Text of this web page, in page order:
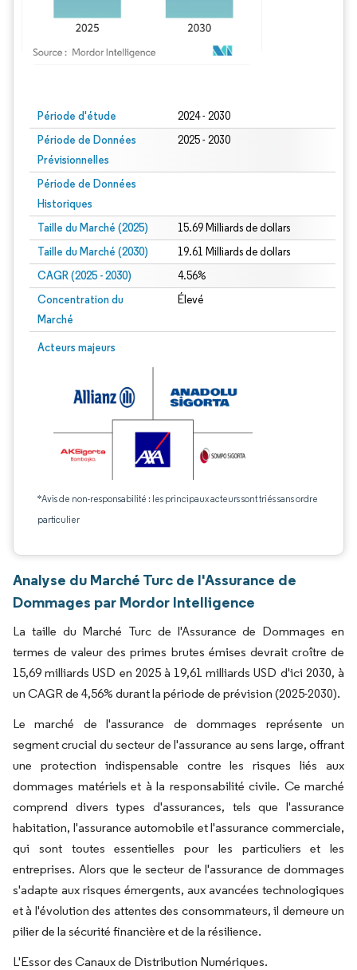
Période d'étude 2024 - 2030
Période de Données
Prévisionnelles
2025 - 2030
Période de Données
Historiques
Taille du Marché (2025)
15.69 Milliards de dollars
Taille du Marché (2030) 19.61 Milliards de dollars
CAGR (2025 - 2030) 4.56%
Concentration du
Marché
Élevé
Acteurs majeurs
*Avis de non-responsabilité : les principaux acteurs sont triés sans ordre
particulier
Analyse du Marché Turc de l'Assurance de
Dommages par Mordor Intelligence
La taille du Marché Turc de l'Assurance de Dommages en
termes de valeur des primes brutes émises devrait croître de
15,69 milliards USD en 2025 à 19,61 milliards USD d'ici 2030, à
un CAGR de 4,56% durant la période de prévision (2025-2030).
Le marché de l'assurance de dommages représente un
segment crucial du secteur de l'assurance au sens large, offrant
une protection indispensable contre les risques liés aux
dommages matériels et à la responsabilité civile. Ce marché
comprend divers types d'assurances, tels que l'assurance
habitation, l'assurance automobile et l'assurance commerciale,
qui sont toutes essentielles pour les particuliers et les
entreprises. Alors que le secteur de l'assurance de dommages
s'adapte aux risques émergents, aux avancées technologiques
et à l'évolution des attentes des consommateurs, il demeure un
pilier de la sécurité financière et de la résilience.
L'Essor des Canaux de Distribution Numériques.